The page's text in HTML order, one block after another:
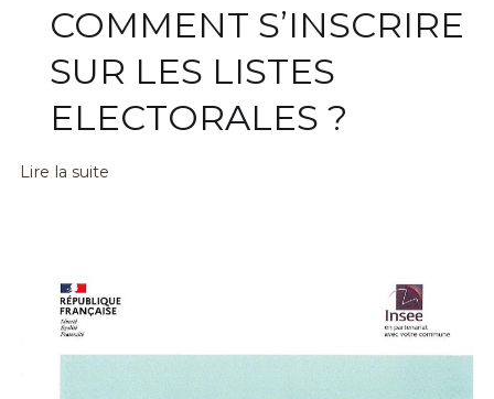
COMMENT S’INSCRIRE
SUR LES LISTES
ELECTORALES ?
Lire la suite